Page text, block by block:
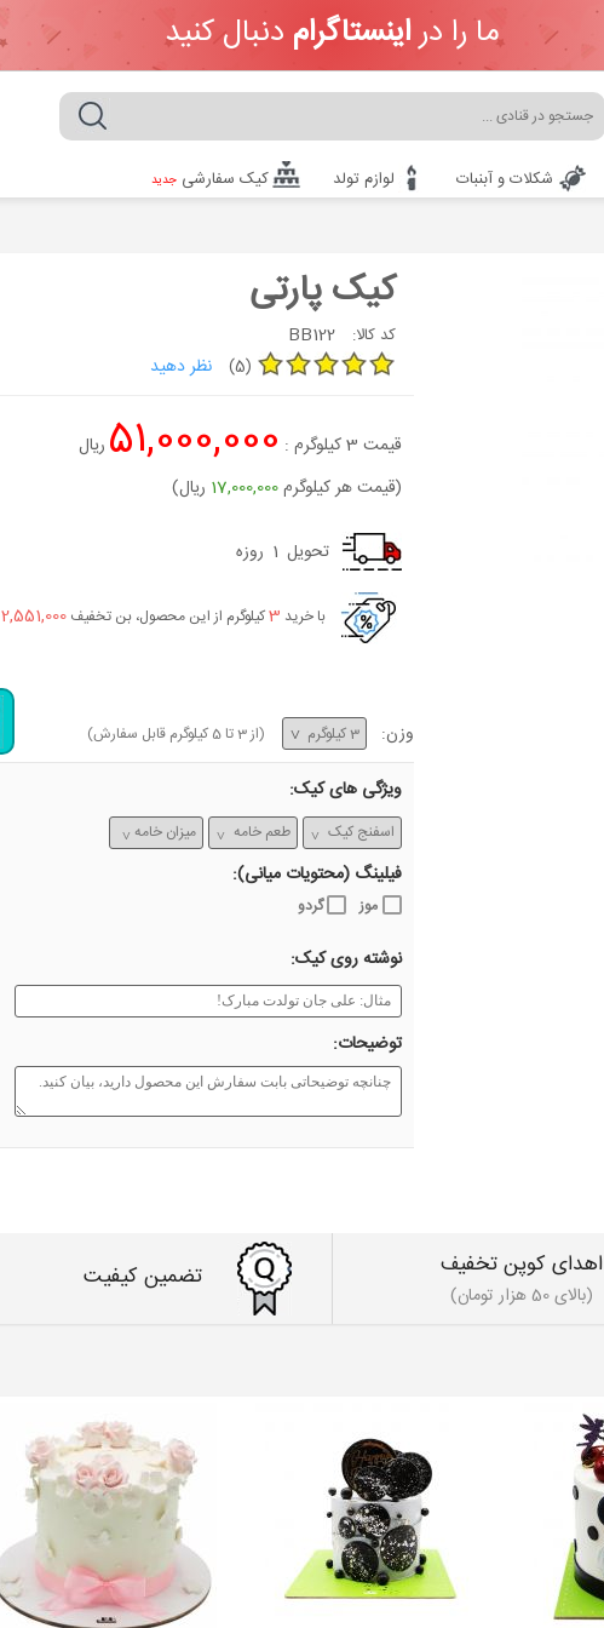
ما را دراینستاگرام دنبال کنید
شکلات و آبنبات لوازم تولد کیک سفارشیجدید
کیک پارتی
کد کالا: BB122
(5) نظر دهید
قیمت 3کیلوگرم : 51,000,000 ریال
(قیمت هر کیلوگرم17,000,000 ریال)
تحویل 1 روزه
با خرید 3کیلوگرم از این محصول، بن تخفیف2,551,000
وزن: (از3تا5 کیلوگرم قابل سفارش)
ویژگی های کیک:
فیلینگ (محتویات میانی):
موز گردو
نوشته روی کیک:
توضیحات:
اهدای کوپن تخفیف
(بالای 50 هزار تومان)
تضمین کیفیت